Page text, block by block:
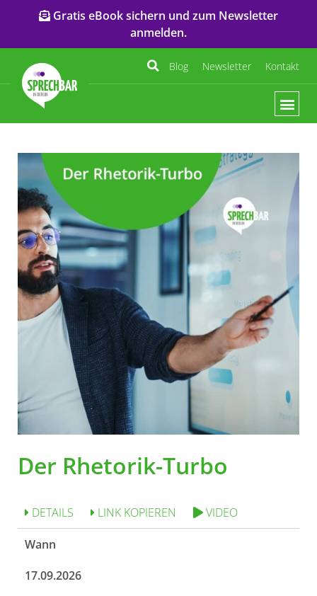
Gratis eBook sichern und zum Newsletter
anmelden.
Blog Newsletter Kontakt
Der Rhetorik-Turbo
DETAILS LINK KOPIEREN VIDEO
Wann
17.09.2026